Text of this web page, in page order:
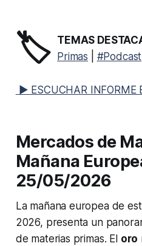
🏷️ TEMAS
Primas
#Podcast
▶ ESCUCHAR INFORME
Mercados de
Mañana
25/05/2026
La mañana europea de
2026, presenta un
de materias primas. El oro